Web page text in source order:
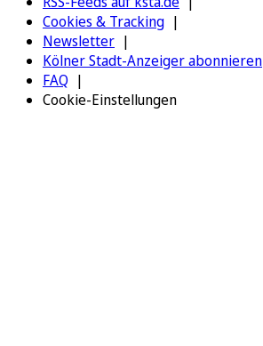
Cookies & Tracking
Newsletter
Kölner Stadt-Anzeiger abonnieren
FAQ
Cookie-Einstellungen